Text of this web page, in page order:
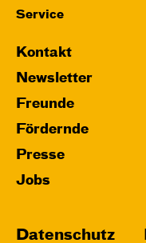
Service
Kontakt
Newsletter
Freunde
Fördernde
Presse
Jobs
Datenschutz